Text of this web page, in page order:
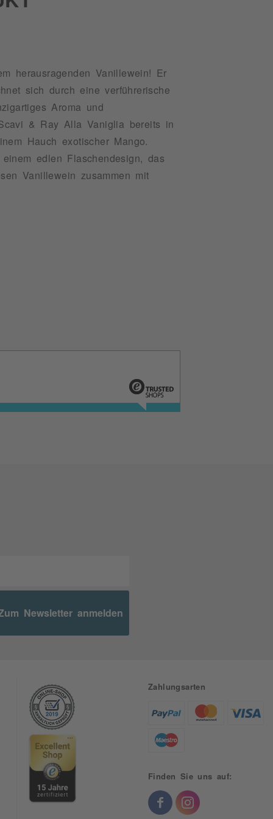
herausragenden Vanillewein! Er
sich durch eine verführerische
Aroma und
& Ray Alla Vaniglia bereits in
Hauch exotischer Mango.
edlen Flaschendesign, das
Vanillewein zusammen mit
Newsletter anmelden
Zahlungsarten
Finden Sie uns auf: